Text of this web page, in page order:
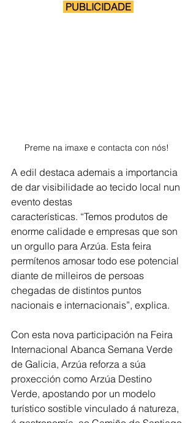
PUBLICIDADE
Preme na imaxe e contacta con nós!
A edil destaca ademais a importancia
de dar visibilidade ao tecido local nun
evento destas
características. “Temos produtos de
enorme calidade e empresas que son
un orgullo para Arzúa. Esta feira
permítenos amosar todo ese potencial
diante de milleiros de persoas
chegadas de distintos puntos
nacionais e internacionais”, explica.
Con esta nova participación na Feira
Internacional Abanca Semana Verde
de Galicia, Arzúa reforza a súa
proxección como Arzúa Destino
Verde, apostando por un modelo
turístico sostible vinculado á natureza,